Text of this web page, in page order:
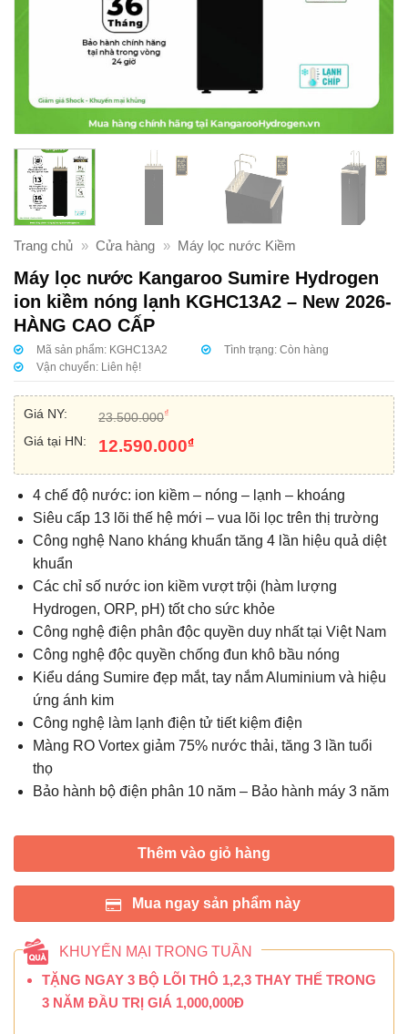
Trang chủ » Cửa hàng » Máy lọc nước Kiềm
Máy lọc nước Kangaroo Sumire Hydrogen
ion kiềm nóng lạnh KGHC13A2 – New 2026-
HÀNG CAO CẤP
Mã sản phẩm: KGHC13A2 Tình trạng:Còn hàng
Vận chuyển: Liên hệ!
Giá NY: 23.500.000₫
Giá tại HN: 12.590.000₫
4 chế độ nước: ion kiềm – nóng – lạnh – khoáng
Siêu cấp 13 lõi thế hệ mới – vua lõi lọc trên thị trường
Công nghệ Nano kháng khuẩn tăng 4 lần hiệu quả diệt
khuẩn
Các chỉ số nước ion kiềm vượt trội (hàm lượng
Hydrogen, ORP, pH) tốt cho sức khỏe
Công nghệ điện phân độc quyền duy nhất tại Việt Nam
Công nghệ độc quyền chống đun khô bầu nóng
Kiểu dáng Sumire đẹp mắt, tay nắm Aluminium và hiệu
ứng ánh kim
Công nghệ làm lạnh điện tử tiết kiệm điện
Màng RO Vortex giảm 75% nước thải, tăng 3 lần tuổi
thọ
Bảo hành bộ điện phân 10 năm – Bảo hành máy 3 năm
Thêm vào giỏ hàng
Mua ngay sản phẩm này
KHUYẾN MẠI TRONG TUẦN
TẶNG NGAY 3 BỘ LÕI THÔ 1,2,3 THAY THẾ TRONG
3 NĂM ĐẦU TRỊ GIÁ 1,000,000Đ